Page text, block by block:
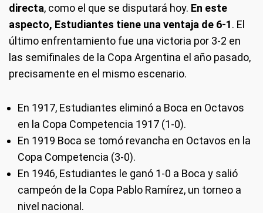
directa, como el que se disputará hoy. En este
aspecto, Estudiantes tiene una ventaja de 6-1. El
último enfrentamiento fue una victoria por 3-2 en
las semifinales de la Copa Argentina el año pasado,
precisamente en el mismo escenario.
En 1917, Estudiantes eliminó a Boca en Octavos
en la Copa Competencia 1917 (1-0).
En 1919 Boca se tomó revancha en Octavos en la
Copa Competencia (3-0).
En 1946, Estudiantes le ganó 1-0 a Boca y salió
campeón de la Copa Pablo Ramírez, un torneo a
nivel nacional.